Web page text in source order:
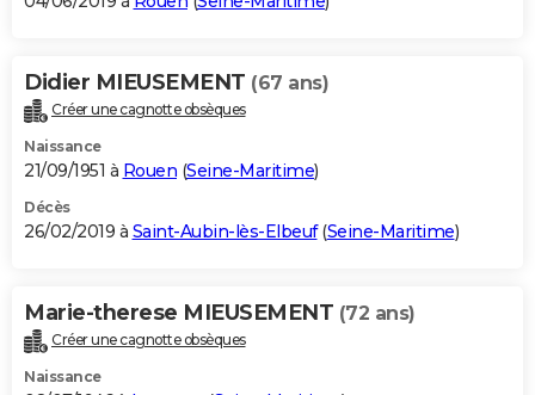
Didier MIEUSEMENT (67 ans)
Créer une cagnotte obsèques
Naissance
21/09/1951 à Rouen (Seine-Maritime)
Décès
26/02/2019 à Saint-Aubin-lès-Elbeuf(Seine-Maritime)
Marie-therese MIEUSEMENT (72 ans)
Créer une cagnotte obsèques
Naissance